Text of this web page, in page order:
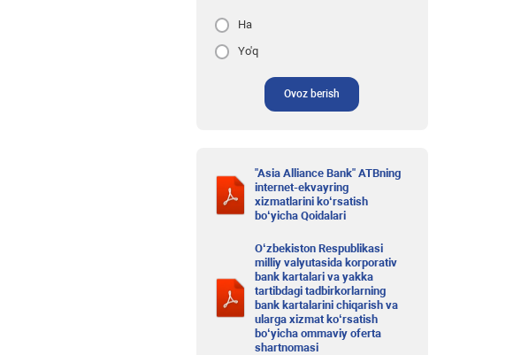
Ha
Yo'q
Ovoz berish
"Asia Alliance Bank" ATBning
internet-ekvayring
xizmatlarini ko‘rsatish
bo‘yicha Qoidalari
O‘zbekiston Respublikasi
milliy valyutasida korporativ
bank kartalari va yakka
tartibdagi tadbirkorlarning
bank kartalarini chiqarish va
ularga xizmat ko‘rsatish
bo‘yicha ommaviy oferta
shartnomasi